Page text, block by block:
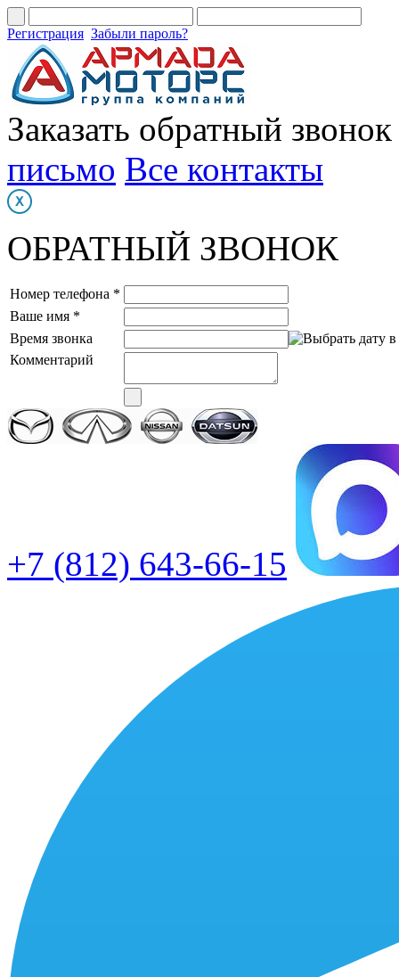
Регистрация Забыли пароль?
Заказать обратный звонок
письмо Все контакты
ОБРАТНЫЙ ЗВОНОК
Номер телефона *
Ваше имя *
Время звонка
Комментарий
+7 (812) 643-66-15